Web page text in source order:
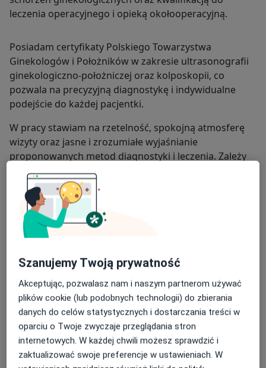
leczenia operacyjnego i opieką okołooperacyjną.
Posiadam certyfikaty Polskiego Towarzystwa
Ginekologów i Położników w zakresie ultrasonografii
ginekologiczno-położniczej oraz kolposkopii, co
pozwala na precyzyjną diagnostykę i indywidualne
podejście do każdej pacjentki.
W pracy stawiam na rzetelność, spokojną atmosferę
wizyty oraz jasne i zrozumiałe wyjaśnianie
proponowanych metod diagnostyki i leczenia. Zależy
mi na partnerskiej relacji, komforcie pacjentki i
podejmowaniu decyzji w oparciu o aktualną wiedzę
oraz obowiązujące standardy medyczne.
więcej O mnie
Położnictwo i ginekologia
Główne obszary pomocy
Choroby ginekologiczne
Zaburzenia miesiączkowania
Bolesne miesiączkowanie
Nadżerki szyjki macicy
Pacjenci których przyjmuję
Szanujemy Twoją prywatność
Akceptując, pozwalasz nam i naszym partnerom używać
plików cookie (lub podobnych technologii) do zbierania
danych do celów statystycznych i dostarczania treści w
oparciu o Twoje zwyczaje przeglądania stron
internetowych. W każdej chwili możesz sprawdzić i
zaktualizować swoje preferencje w ustawieniach. W